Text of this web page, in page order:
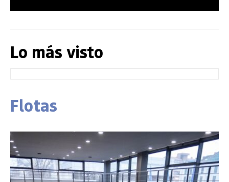
Lo más visto
Flotas